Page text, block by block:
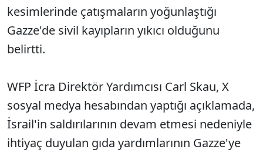
kesimlerinde çatışmaların yoğunlaştığı
Gazze'de sivil kayıpların yıkıcı olduğunu
belirtti.
WFP İcra Direktör Yardımcısı Carl Skau, X
sosyal medya hesabından yaptığı açıklamada,
İsrail'in saldırılarının devam etmesi nedeniyle
ihtiyaç duyulan gıda yardımlarının Gazze'ye